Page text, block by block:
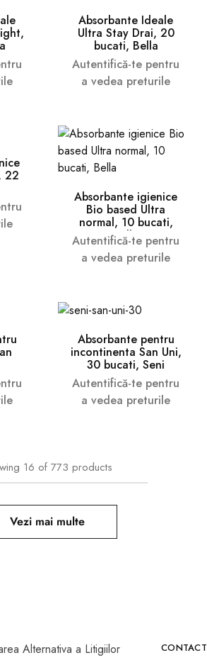
Absorbante Ideale
Ultra Stay Drai, 20
bucati, Bella
Autentifică-te pentru
a vedea preturile
22
Absorbante igienice
Bio based Ultra
normal, 10 bucati,
Bella
Autentifică-te pentru
a vedea preturile
Absorbante pentru
incontinenta San Uni,
30 bucati, Seni
Autentifică-te pentru
a vedea preturile
16 of 773 products
Vezi mai multe
CONTACT